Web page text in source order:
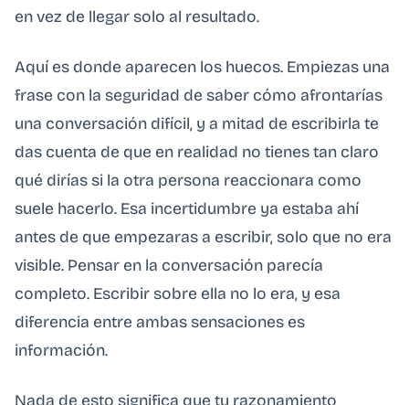
en vez de llegar solo al resultado.
Aquí es donde aparecen los huecos. Empiezas una
frase con la seguridad de saber cómo afrontarías
una conversación difícil, y a mitad de escribirla te
das cuenta de que en realidad no tienes tan claro
qué dirías si la otra persona reaccionara como
suele hacerlo. Esa incertidumbre ya estaba ahí
antes de que empezaras a escribir, solo que no era
visible. Pensar en la conversación parecía
completo. Escribir sobre ella no lo era, y esa
diferencia entre ambas sensaciones es
información.